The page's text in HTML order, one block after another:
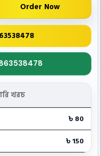
Order Now
খরচ
৳ 80
৳ 150